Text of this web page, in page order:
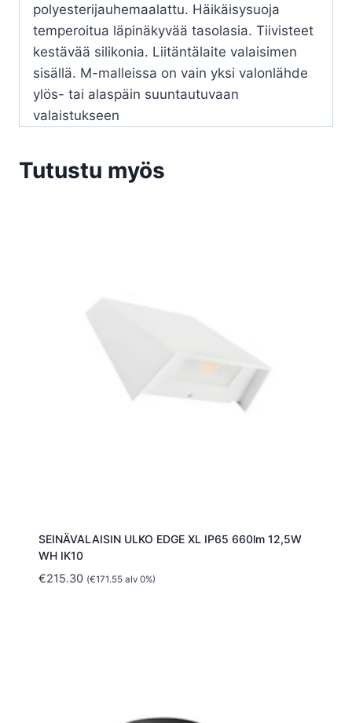
polyesterijauhemaalattu. Häikäisysuoja
temperoitua läpinäkyvää tasolasia. Tiivisteet
kestävää silikonia. Liitäntälaite valaisimen
sisällä. M-malleissa on vain yksi valonlähde
ylös- tai alaspäin suuntautuvaan
valaistukseen
Tutustu myös
SEINÄVALAISIN ULKO EDGE XL IP65 660lm 12,5W
WH IK10
€215.30 (€171.55alv 0%)